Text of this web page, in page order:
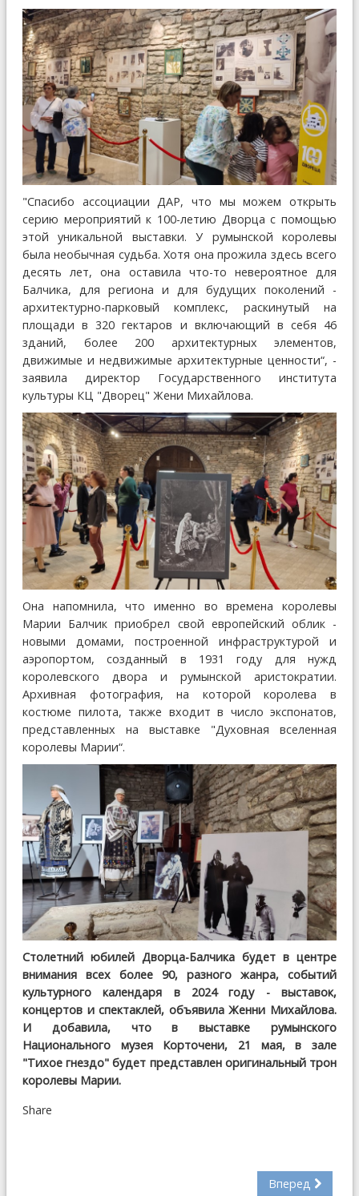
"Спасибо ассоциации ДАР, что мы можем открыть
серию мероприятий к 100-летию Дворца с помощью
этой уникальной выставки. У румынской королевы
была необычная судьба. Хотя она прожила здесь всего
десять лет, она оставила что-то невероятное для
Балчика, для региона и для будущих поколений -
архитектурно-парковый комплекс, раскинутый на
площади в 320 гектаров и включающий в себя 46
зданий, более 200 архитектурных элементов,
движимые и недвижимые архитектурные ценности“, -
заявила директор Государственного института
культуры КЦ "Дворец" Жени Михайлова.
Она напомнила, что именно во времена королевы
Марии Балчик приобрел свой европейский облик -
новыми домами, построенной инфраструктурой и
аэропортом, созданный в 1931 году для нужд
королевского двора и румынской аристократии.
Архивная фотография, на которой королева в
костюме пилота, также входит в число экспонатов,
представленных на выставке "Духовная вселенная
королевы Марии“.
Столетний юбилей Дворца-Балчика будет в центре
внимания всех более 90, разного жанра, событий
культурного календаря в 2024 году - выставок,
концертов и спектаклей, объявила Женни Михайлова.
И добавила, что в выставке румынского
Национального музея Корточени, 21 мая, в зале
"Тихое гнездо" будет представлен оригинальный трон
королевы Марии.
Share
Вперед